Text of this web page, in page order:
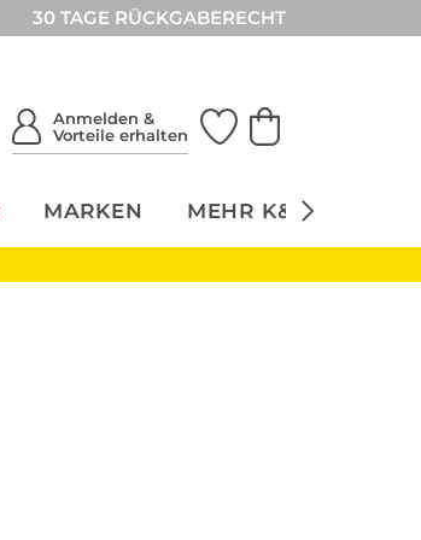
30 TAGE RÜCKGABERECHT
Anmelden &
Vorteile erhalten
MARKEN MEHR K&Ö